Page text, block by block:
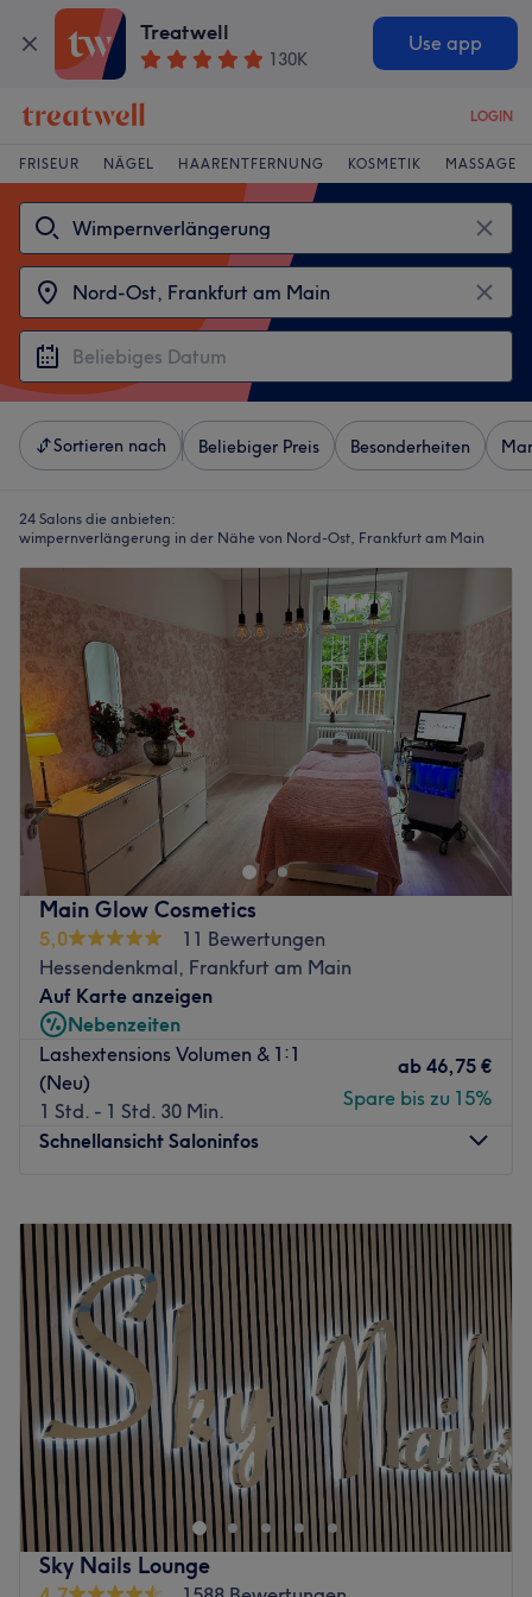
Treatwell
130K
Use app
LOGIN
FRISEUR NÄGEL HAARENTFERNUNG KOSMETIK MASSAGE
Sortieren nach Beliebiger Preis Besonderheiten
24 Salons die anbieten:
wimpernverlängerung in der Nähe von Nord-Ost, Frankfurt am Main
Main Glow Cosmetics
5,0
11 Bewertungen
Hessendenkmal, Frankfurt am Main
Auf Karte anzeigen
Nebenzeiten
Lashextensions Volumen & 1:1
(Neu)
1 Std. - 1 Std. 30 Min.
ab 46,75 €
Spare bis zu 15%
Schnellansicht Saloninfos
Dienstag
10:00 – 20:00
Mittwoch
10:00– 20:00
Donnerstag
10:00 –
20:00
Freitag
10:00–20:00
Samstag
10:00 – 18:00
Sonntag
10:00–17:00
Bei Main Glow Cosmetics in Frankfurt am Main dreht sich
alles um strahlende Haut und echte Wohlfühlmomente.
Das Studio kombiniert moderne Beauty-Treatments mit
einer entspannten, stilvollen Atmosphäre, in der du den
Alltag hinter dir lassen kannst. Individuell abgestimmte
Behandlungen sorgen für sichtbare Ergebnisse und einen
Sky Nails Lounge